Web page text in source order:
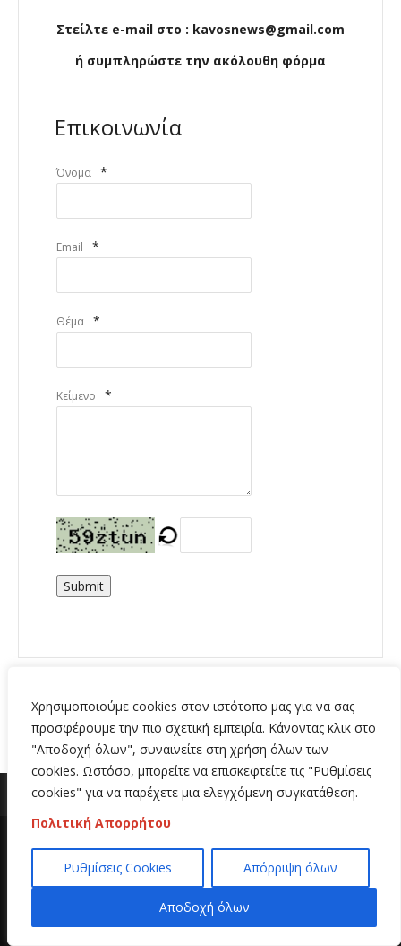
Χρησιμοποιούμε cookies στον ιστότοπο μας για να σας
προσφέρουμε την πιο σχετική εμπειρία. Κάνοντας κλικ στο
"Αποδοχή όλων", συναινείτε στη χρήση όλων των
cookies. Ωστόσο, μπορείτε να επισκεφτείτε τις "Ρυθμίσεις
cookies" για να παρέχετε μια ελεγχόμενη συγκατάθεση.
Πολιτική Απορρήτου
Ρυθμίσεις Cookies Απόρριψη όλων
Αποδοχή όλων
Στείλτε e-mail στο : kavosnews@gmail.com
ή συμπληρώστε την ακόλουθη φόρμα
Επικοινωνία
Όνομα *
Email *
Θέμα *
Κείμενο *
Submit
Copyright 2020 | All Rights Reserved | Κατασκευή
ιστοσελίδων
Hi Web